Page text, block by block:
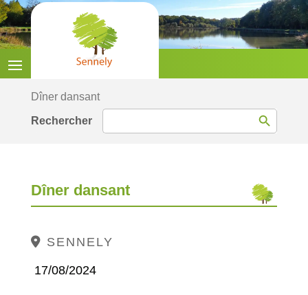
Dîner dansant
Search
Search Button
Dîner dansant
SENNELY
17/08/2024